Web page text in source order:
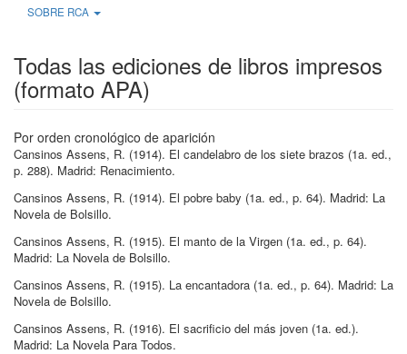
SOBRE RCA
Todas las ediciones de libros impresos
(formato APA)
Por orden cronológico de aparición
Cansinos Assens, R. (1914). El candelabro de los siete brazos (1a. ed.,
p. 288). Madrid: Renacimiento.
Cansinos Assens, R. (1914). El pobre baby (1a. ed., p. 64). Madrid: La
Novela de Bolsillo.
Cansinos Assens, R. (1915). El manto de la Virgen (1a. ed., p. 64).
Madrid: La Novela de Bolsillo.
Cansinos Assens, R. (1915). La encantadora (1a. ed., p. 64). Madrid: La
Novela de Bolsillo.
Cansinos Assens, R. (1916). El sacrificio del más joven (1a. ed.).
Madrid: La Novela Para Todos.